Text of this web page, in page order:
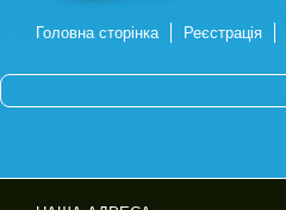
Головна сторінка Реєстрація